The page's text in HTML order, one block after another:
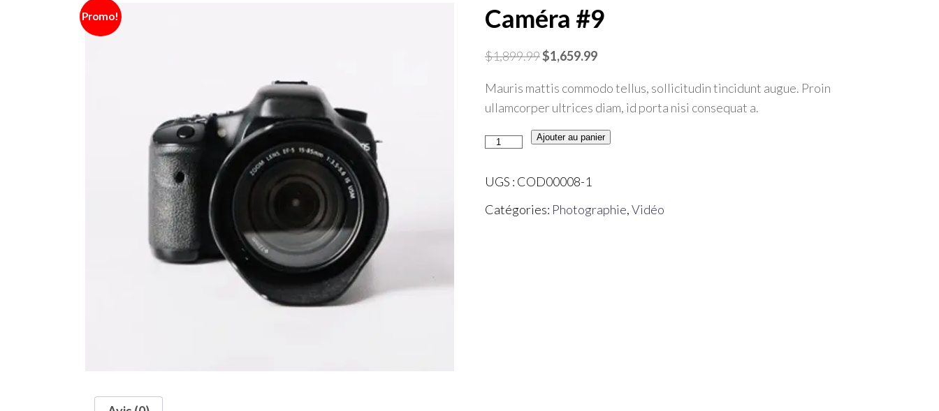
Promo! Caméra #9
$1,899.99Le
initial
était :
$1,899.99.
$1,659.99Le
actuel
est :
$1,659.99.
Mauris mattis commodo tellus, sollicitudin tincidunt augue. Proin
ullamcorper ultrices diam, id porta nisi consequat a.
quantité
de
#9
Ajouter au panier
UGS : COD00008-1
Catégories: Photographie,Vidéo